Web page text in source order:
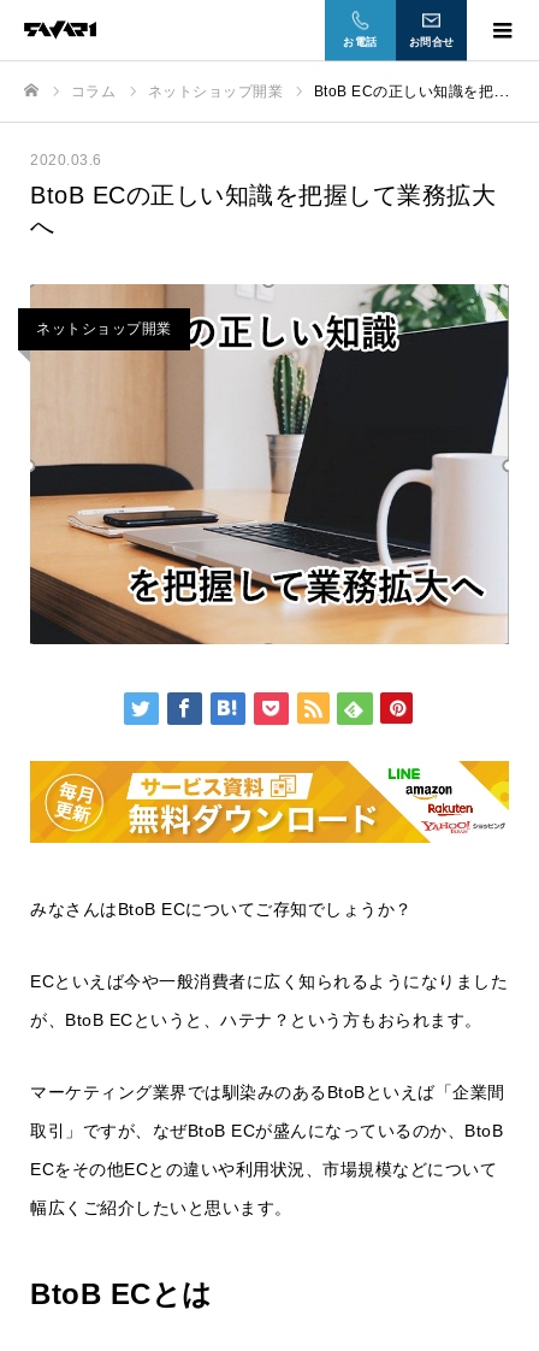
お電話 お問合せ
コラム ネットショップ開業 BtoB ECの正しい知識を把握して業務拡大へ
2020.03.6
BtoB ECの正しい知識を把握して業務拡大
へ
ネットショップ開業
みなさんはBtoB ECについてご存知でしょうか？
ECといえば今や一般消費者に広く知られるようになりました
が、BtoB ECというと、ハテナ？という方もおられます。
マーケティング業界では馴染みのあるBtoBといえば「企業間
取引」ですが、なぜBtoB ECが盛んになっているのか、BtoB
ECをその他ECとの違いや利用状況、市場規模などについて
幅広くご紹介したいと思います。
BtoB ECとは